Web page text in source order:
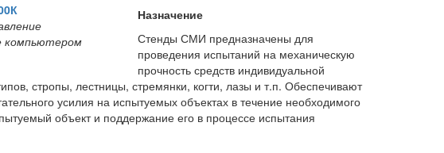
компьютером
Назначение
Стенды СМИ предназначены для
проведения испытаний на механическую
прочность средств индивидуальной
стропы, лестницы, стремянки, когти, лазы и т.п. Обеспечивают
усилия на испытуемых объектах в течение необходимого
объект и поддержание его в процессе испытания